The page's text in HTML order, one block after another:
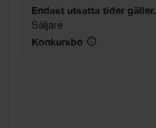
Endast utsatta tider gäller.
Säljare
Konkursbo